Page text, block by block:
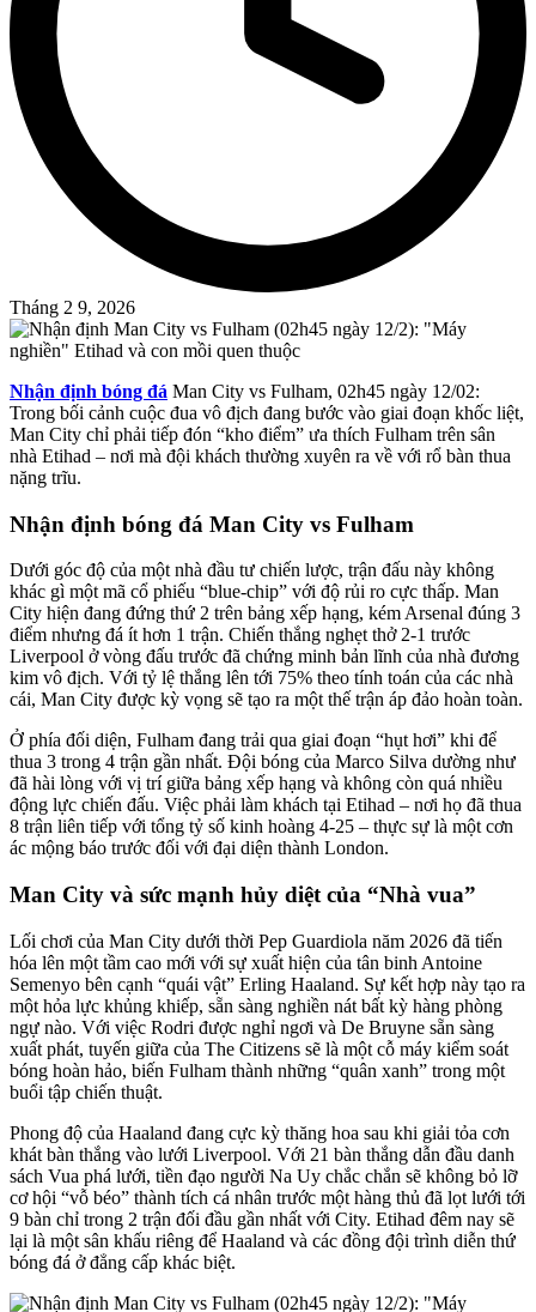
Tháng 2 9, 2026
Nhận định bóng đá Man City vs Fulham, 02h45 ngày 12/02:
Trong bối cảnh cuộc đua vô địch đang bước vào giai đoạn khốc liệt,
Man City chỉ phải tiếp đón “kho điểm” ưa thích Fulham trên sân
nhà Etihad – nơi mà đội khách thường xuyên ra về với rổ bàn thua
nặng trĩu.
Nhận định bóng đá Man City vs Fulham
Dưới góc độ của một nhà đầu tư chiến lược, trận đấu này không
khác gì một mã cổ phiếu “blue-chip” với độ rủi ro cực thấp. Man
City hiện đang đứng thứ 2 trên bảng xếp hạng, kém Arsenal đúng 3
điểm nhưng đá ít hơn 1 trận. Chiến thắng nghẹt thở 2-1 trước
Liverpool ở vòng đấu trước đã chứng minh bản lĩnh của nhà đương
kim vô địch. Với tỷ lệ thắng lên tới 75% theo tính toán của các nhà
cái, Man City được kỳ vọng sẽ tạo ra một thế trận áp đảo hoàn toàn.
Ở phía đối diện, Fulham đang trải qua giai đoạn “hụt hơi” khi để
thua 3 trong 4 trận gần nhất. Đội bóng của Marco Silva dường như
đã hài lòng với vị trí giữa bảng xếp hạng và không còn quá nhiều
động lực chiến đấu. Việc phải làm khách tại Etihad – nơi họ đã thua
8 trận liên tiếp với tổng tỷ số kinh hoàng 4-25 – thực sự là một cơn
ác mộng báo trước đối với đại diện thành London.
Man City và sức mạnh hủy diệt của “Nhà vua”
Lối chơi của Man City dưới thời Pep Guardiola năm 2026 đã tiến
hóa lên một tầm cao mới với sự xuất hiện của tân binh Antoine
Semenyo bên cạnh “quái vật” Erling Haaland. Sự kết hợp này tạo ra
một hỏa lực khủng khiếp, sẵn sàng nghiền nát bất kỳ hàng phòng
ngự nào. Với việc Rodri được nghỉ ngơi và De Bruyne sẵn sàng
xuất phát, tuyến giữa của The Citizens sẽ là một cỗ máy kiểm soát
bóng hoàn hảo, biến Fulham thành những “quân xanh” trong một
buổi tập chiến thuật.
Phong độ của Haaland đang cực kỳ thăng hoa sau khi giải tỏa cơn
khát bàn thắng vào lưới Liverpool. Với 21 bàn thắng dẫn đầu danh
sách Vua phá lưới, tiền đạo người Na Uy chắc chắn sẽ không bỏ lỡ
cơ hội “vỗ béo” thành tích cá nhân trước một hàng thủ đã lọt lưới tới
9 bàn chỉ trong 2 trận đối đầu gần nhất với City. Etihad đêm nay sẽ
lại là một sân khấu riêng để Haaland và các đồng đội trình diễn thứ
bóng đá ở đẳng cấp khác biệt.